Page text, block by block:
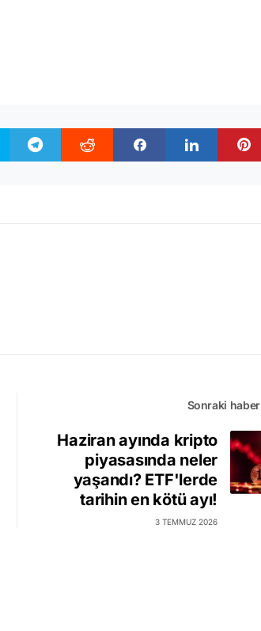
Sonraki haber
Haziran ayında kripto
piyasasında neler
yaşandı? ETF'lerde
tarihin en kötü ayı!
3 TEMMUZ 2026